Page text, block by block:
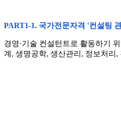
PART1-1. 국가전문자격 '컨설팅
경영·기술 컨설턴트로 활동하기
계, 생명공학, 생산관리, 정보처리